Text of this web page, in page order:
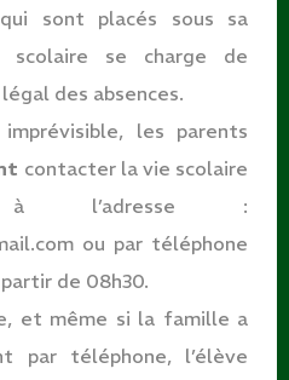
sont placés sous sa
scolaire se charge de
des absences.
les parents
contacter la vie scolaire
l’adresse :
ou par téléphone
de 08h30.
et même si la famille a
par téléphone, l’élève